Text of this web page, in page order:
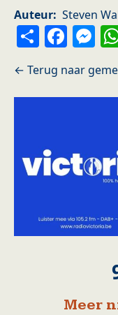
Auteur Steven
Share
Meer